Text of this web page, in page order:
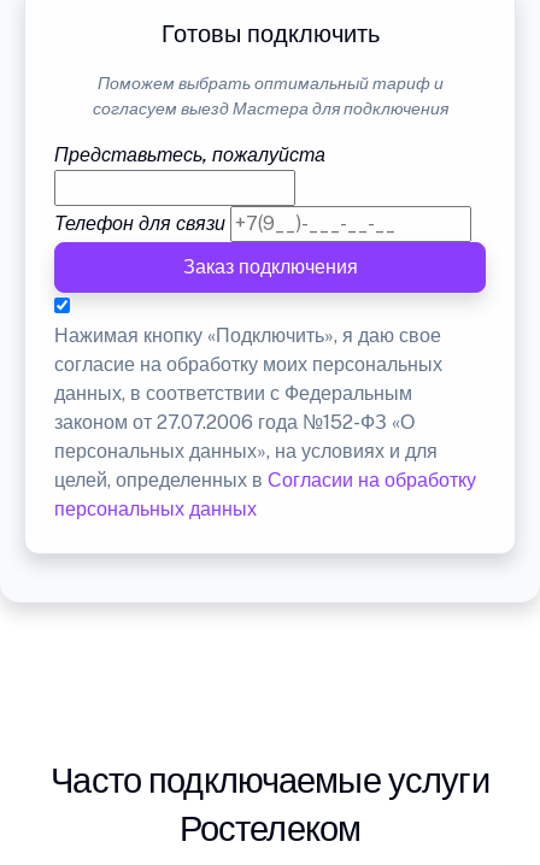
Готовы подключить
Поможем выбрать оптимальный тариф и
согласуем выезд Мастера для подключения
Представьтесь, пожалуйста
Телефон для связи
Заказ подключения
Нажимая кнопку «Подключить», я даю свое
согласие на обработку моих персональных
данных, в соответствии с Федеральным
законом от 27.07.2006 года №152-ФЗ «О
персональных данных», на условиях и для
целей, определенных в Согласии на обработку
персональных данных
Часто подключаемые услуги
Ростелеком